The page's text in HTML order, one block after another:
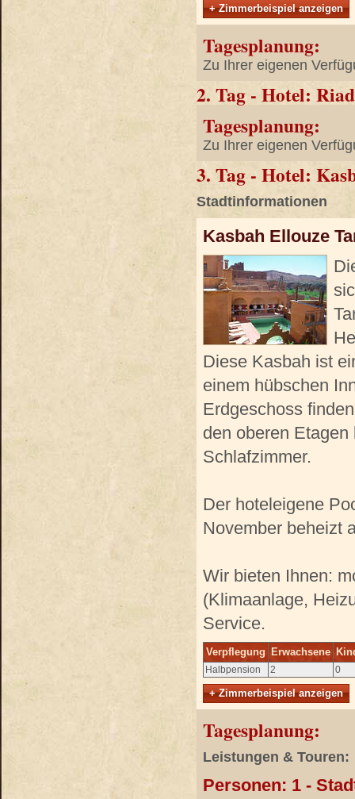
+ Zimmerbeispiel anzeigen
Tagesplanung:
Zu Ihrer eigenen
2. Tag - Hotel:
Tagesplanung:
Zu Ihrer eigenen
3. Tag - Hotel:
Stadtinformationen
Kasbah Ellouze
Diese Kasbah ist
einem hübschen
Erdgeschoss
den oberen
Schlafzimmer.
Der hoteleigene
November beheizt
Wir bieten Ihnen:
(Klimaanlage,
Service.
Verpflegung Erwachsene
Halbpension 2 0
+ Zimmerbeispiel anzeigen
Tagesplanung:
Leistungen & Touren:
Personen: 1 -